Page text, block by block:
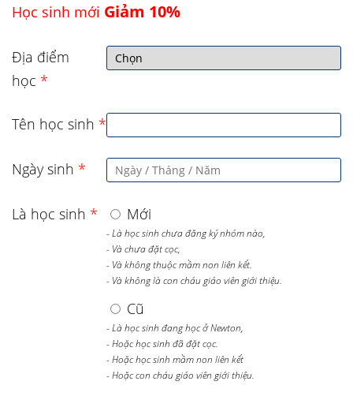
Học sinh mới Giảm 10%
Địa điểm
học *
Tên học sinh *
Ngày sinh *
Là học sinh * Mới
- Là học sinh chưa đăng ký nhóm nào,
- Và chưa đặt cọc,
- Và không thuộc mầm non liên kết.
- Và không là con cháu giáo viên giới thiệu.
Cũ
- Là học sinh đang học ở Newton,
- Hoặc học sinh đã đặt cọc.
- Hoặc học sinh mầm non liên kết
- Hoặc con cháu giáo viên giới thiệu.